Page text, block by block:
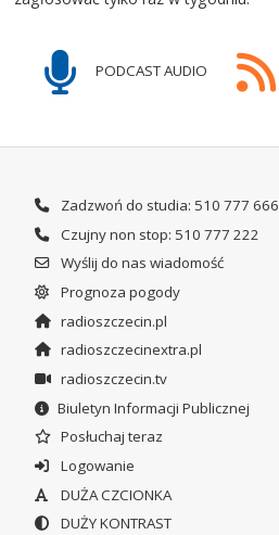
PODCAST AUDIO
Zadzwoń do studia: 510 777 666
Czujny non stop: 510 777 222
Wyślij do nas wiadomość
Prognoza pogody
radioszczecin.pl
radioszczecinextra.pl
radioszczecin.tv
Biuletyn Informacji Publicznej
Posłuchaj teraz
Logowanie
DUŻA CZCIONKA
DUŻY KONTRAST